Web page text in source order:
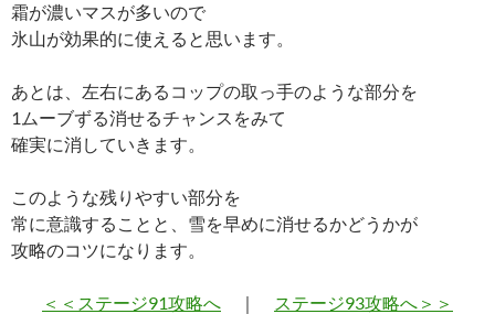
霜が濃いマスが多いので
氷山が効果的に使えると思います。
あとは、左右にあるコップの取っ手のような部分を
1ムーブずる消せるチャンスをみて
確実に消していきます。
このような残りやすい部分を
常に意識することと、雪を早めに消せるかどうかが
攻略のコツになります。
＜＜ステージ91攻略へ ｜ ステージ93攻略へ＞＞